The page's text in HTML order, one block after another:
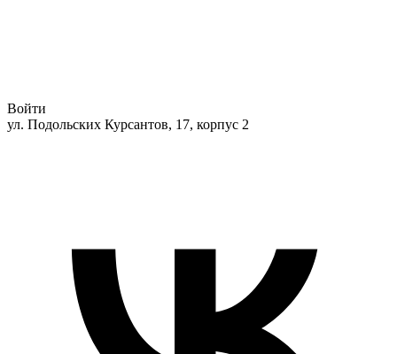
Войти
ул. Подольских Курсантов, 17, корпус 2